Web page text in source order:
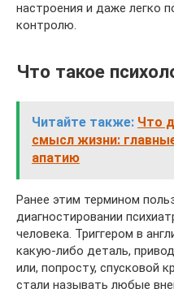
настроения и даже легко
контролю.
Что такое
Читайте также: Что
смысл жизни:
апатию
Ранее этим термином
диагностировании
человека. Триггером в
какую-либо деталь,
или, попросту, спусковой
стали называть любые